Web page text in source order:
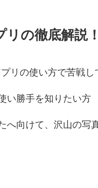
の徹底解説！
リの使い方で苦戦し
い勝手を知りたい方
へ向けて、沢山の写